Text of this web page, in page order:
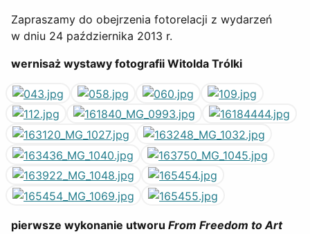
Zapraszamy do obejrzenia fotorelacji z wydarzeń
w dniu 24 października 2013 r.
wernisaż wystawy fotografii Witolda Trólki
pierwsze wykonanie utworu From Freedom to Art